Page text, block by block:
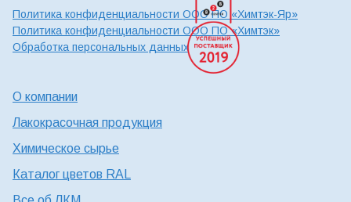
Политика конфиденциальности ООО ПО «Химтэк-Яр»
Политика конфиденциальности ООО ПО «Химтэк»
Обработка персональных данных
О компании
Лакокрасочная продукция
Химическое сырье
Каталог цветов RAL